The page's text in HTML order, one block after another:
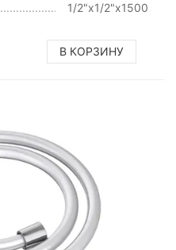
1/2"x1/2"x1500
В КОРЗИНУ